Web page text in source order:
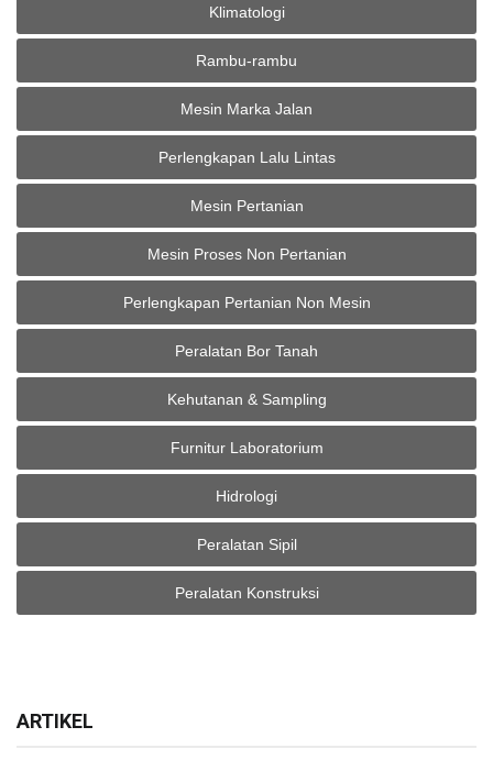
Klimatologi
Rambu-rambu
Mesin Marka Jalan
Perlengkapan Lalu Lintas
Mesin Pertanian
Mesin Proses Non Pertanian
Perlengkapan Pertanian Non Mesin
Peralatan Bor Tanah
Kehutanan & Sampling
Furnitur Laboratorium
Hidrologi
Peralatan Sipil
Peralatan Konstruksi
ARTIKEL